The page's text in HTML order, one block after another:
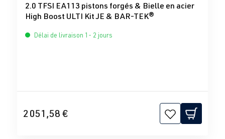
2.0 TFSI EA113 pistons forgés & Bielle en acier
High Boost ULTI Kit JE & BAR-TEK®
Délai de livraison 1- 2 jours
2 051,58 €